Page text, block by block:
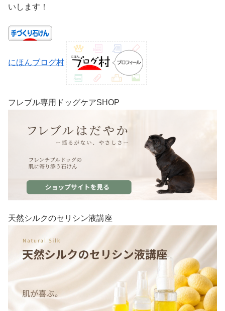
いします！
にほんブログ村
フレブル専用ドッグケアSHOP
天然シルクのセリシン液講座